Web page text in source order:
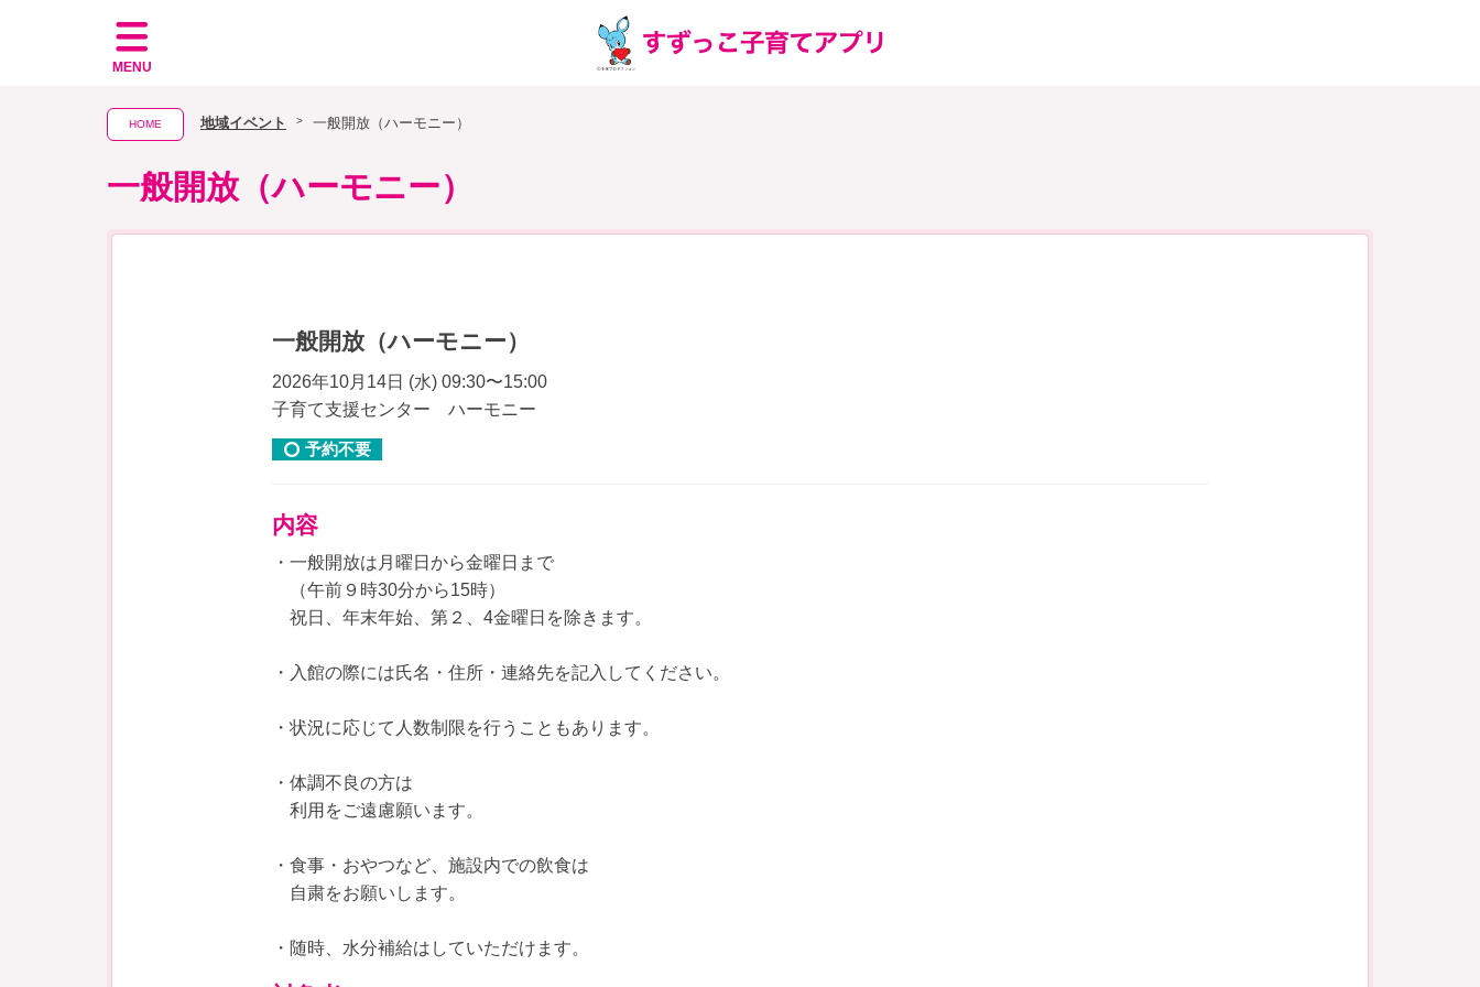
MENU
HOME 地域イベント 一般開放（ハーモニー）
一般開放（ハーモニー）
一般開放（ハーモニー）
2026年10月14日 (水) 09:30〜15:00
子育て支援センター ハーモニー
予約不要
内容
・一般開放は月曜日から金曜日まで
（午前９時30分から15時）
祝日、年末年始、第２、4金曜日を除きます。
・入館の際には氏名・住所・連絡先を記入してください。
・状況に応じて人数制限を行うこともあります。
・体調不良の方は
利用をご遠慮願います。
・食事・おやつなど、施設内での飲食は
自粛をお願いします。
・随時、水分補給はしていただけます。